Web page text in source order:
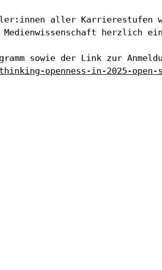
aller Karrierestufen
herzlich
sowie der Link zur
openness-in-2025-